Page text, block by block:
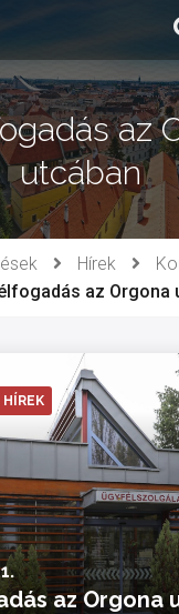
az
utcában
Hírek
az Orgona
HÍREK
az Orgona